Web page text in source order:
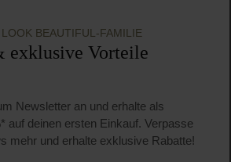
BEAUTIFUL-FAMILIE
exklusive Vorteile
Newsletter an und erhalte als
auf deinen ersten Einkauf. Verpasse
mehr und erhalte exklusive Rabatte!